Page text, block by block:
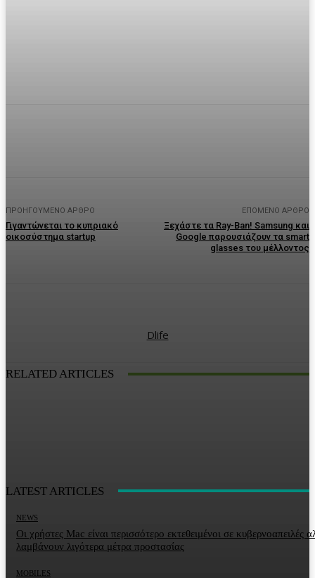
ΠΡΟΗΓΟΎΜΕΝΟ ΆΡΘΡΟ
Γιγαντώνεται το κυπριακό
οικοσύστημα startup
ΕΠΌΜΕΝΟ ΆΡΘΡΟ
Ξεχάστε τα Ray-Ban! Samsung και
Google παρουσιάζουν τα smart
glasses του μέλλοντος
Dlife
RELATED ARTICLES
LATEST ARTICLES
NEWS
Οι χρήστες Mac είναι περισσότερο εκτεθειμένοι σε κυβερνοαπειλές
λαμβάνουν λιγότερα μέτρα προστασίας
MOBILES